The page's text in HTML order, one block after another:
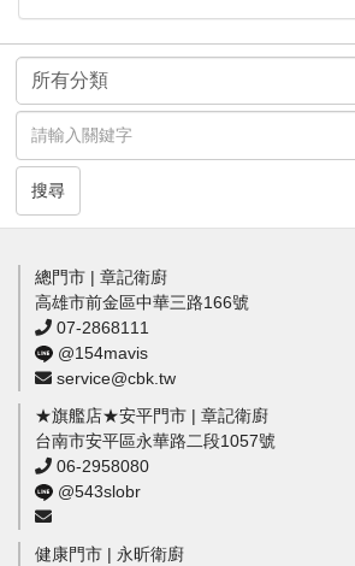
搜尋
總門市 | 章記衛廚
高雄市前金區中華三路166號
07-2868111
@154mavis
service@cbk.tw
★旗艦店★安平門市 | 章記衛廚
台南市安平區永華路二段1057號
06-2958080
@543slobr
健康門市 | 永昕衛廚